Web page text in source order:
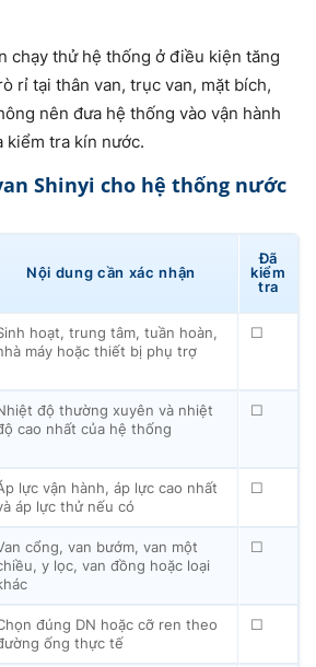
chạy thử hệ thống ở điều kiện tăng
rỉ tại thân van, trục van, mặt bích,
nên đưa hệ thống vào vận hành
kiểm tra kín nước.
Shinyi cho hệ thống nước
Nội dung cần xác nhận
Đã
kiểm
tra
hoạt, trung tâm, tuần hoàn,
máy hoặc thiết bị phụ trợ
☐
độ thường xuyên và nhiệt
cao nhất của hệ thống
☐
lực vận hành, áp lực cao nhất
áp lực thử nếu có
☐
cổng, van bướm, van một
y lọc, van đồng hoặc loại
☐
đúng DN hoặc cỡ ren theo
ống thực tế
☐